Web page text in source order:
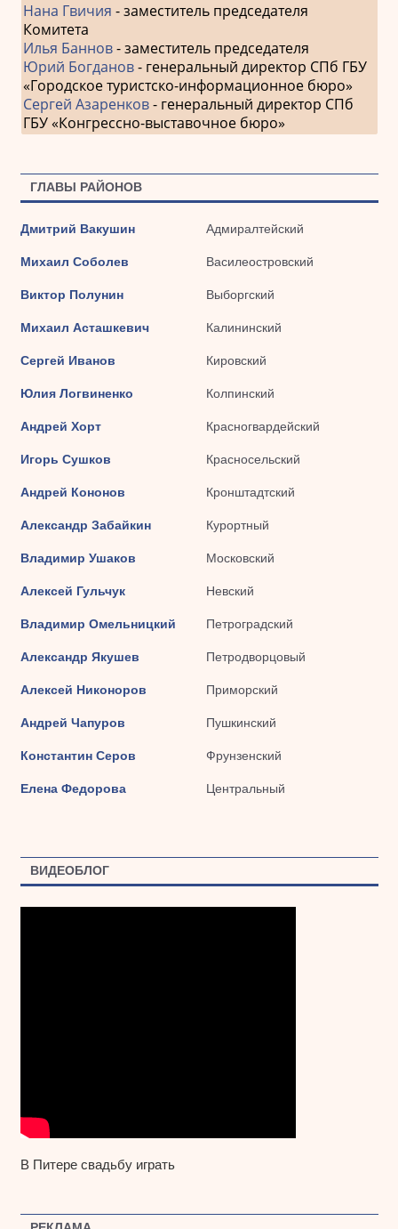
Нана Гвичия - заместитель председателя
Комитета
Илья Баннов- заместитель председателя
Юрий Богданов- генеральный директор СПб ГБУ
«Городское туристско-информационное бюро»
Сергей Азаренков- генеральный директор СПб
ГБУ «Конгрессно-выставочное бюро»
ГЛАВЫ РАЙОНОВ
Дмитрий Вакушин Адмиралтейский
Михаил Соболев Василеостровский
Виктор Полунин Выборгский
Михаил Асташкевич Калининский
Сергей Иванов Кировский
Юлия Логвиненко Колпинский
Андрей Хорт Красногвардейский
Игорь Сушков Красносельский
Андрей Кононов Кронштадтский
Александр Забайкин Курортный
Владимир Ушаков Московский
Алексей Гульчук Невский
Владимир Омельницкий Петроградский
Александр Якушев Петродворцовый
Алексей Никоноров Приморский
Андрей Чапуров Пушкинский
Константин Серов Фрунзенский
Елена Федорова Центральный
ВИДЕОБЛОГ
В Питере свадьбу играть